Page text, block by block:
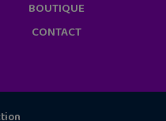
BOUTIQUE
CONTACT